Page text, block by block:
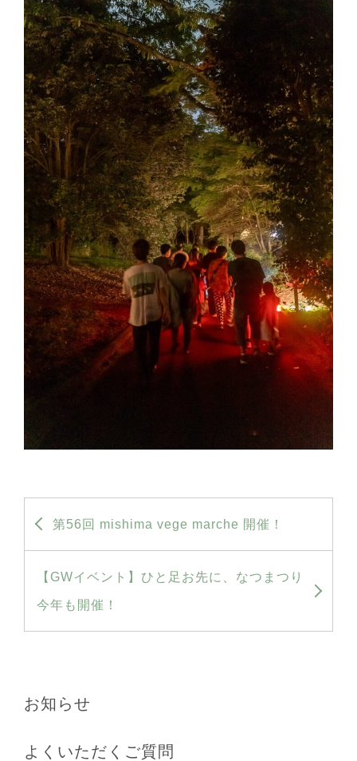
Previous
post:
【GWイベント】ひと足お先に、なつまつり
今年も開催！
Next
post:
第56回 mishima vege marche 開催！
お知らせ
よくいただくご質問